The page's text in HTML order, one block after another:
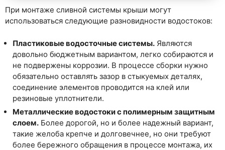
При монтаже сливной системы крыши могут
использоваться следующие разновидности водостоков:
Пластиковые водосточные системы. Являются
довольно бюджетным вариантом, легко собираются и
не подвержены коррозии. В процессе сборки нужно
обязательно оставлять зазор в стыкуемых деталях,
соединение элементов проводится на клей или
резиновые уплотнители.
Металлические водостоки с полимерным защитным
слоем. Более дорогой, но и более надежный вариант,
такие желоба крепче и долговечнее, но они требуют
более бережного обращения в процессе монтажа, их